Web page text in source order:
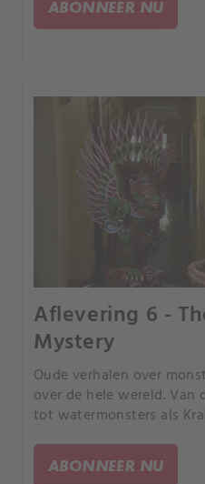
ABONNEER NU
Aflevering 6 -
Mystery
Oude verhalen over
over de hele wereld.
tot watermonsters als
ABONNEER NU